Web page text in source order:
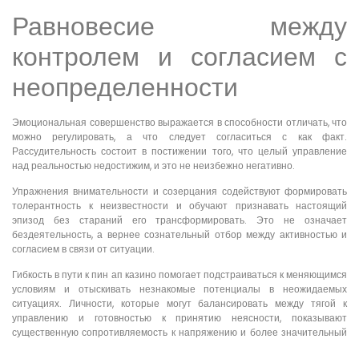
Равновесие между
контролем и согласием с
неопределенности
Эмоциональная совершенство выражается в способности отличать, что
можно регулировать, а что следует согласиться с как факт.
Рассудительность состоит в постижении того, что целый управление
над реальностью недостижим, и это не неизбежно негативно.
Упражнения внимательности и созерцания содействуют формировать
толерантность к неизвестности и обучают признавать настоящий
эпизод без стараний его трансформировать. Это не означает
бездеятельность, а вернее сознательный отбор между активностью и
согласием в связи от ситуации.
Гибкость в пути к пин ап казино помогает подстраиваться к меняющимся
условиям и отыскивать незнакомые потенциалы в неожидаемых
ситуациях. Личности, которые могут балансировать между тягой к
управлению и готовностью к принятию неясности, показывают
существенную сопротивляемость к напряжению и более значительный